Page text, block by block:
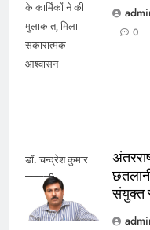
के कार्मिकों ने की
मुलाकात, मिला
सकारात्मक
आश्वासन
0
डॉ. चन्द्रेश कुमार
छतलानी
संयुक्त